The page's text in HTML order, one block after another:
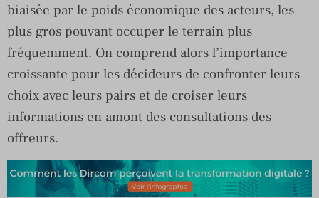
biaisée par le poids économique des acteurs, les
plus gros pouvant occuper le terrain plus
fréquemment. On comprend alors l’importance
croissante pour les décideurs de confronter leurs
choix avec leurs pairs et de croiser leurs
informations en amont des consultations des
offreurs.